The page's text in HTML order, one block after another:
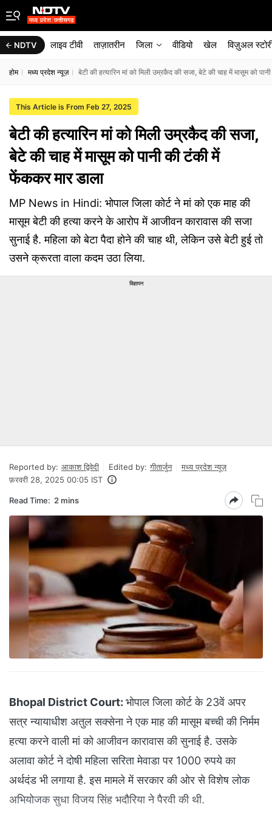
NDTV लाइव टीवी ताज़ातरीन जिला वीडियो खेल विज़ुअल
होम मध्य प्रदेश न्यूज़ बेटी की हत्यारिन मां को मिली उम्रकैद की सजा, बेटे की चाह में मासूम को
This Article is From Feb 27, 2025
बेटी की हत्यारिन मां को मिली उम्रकैद की सजा,
बेटे की चाह में मासूम को पानी की टंकी में
फेंककर मार डाला
MP News in Hindi: भोपाल जिला कोर्ट ने मां को एक माह की
मासूम बेटी की हत्या करने के आरोप में आजीवन कारावास की सजा
सुनाई है. महिला को बेटा पैदा होने की चाह थी, लेकिन उसे बेटी हुई तो
उसने क्रूरता वाला कदम उठा लिया.
विज्ञापन
Reported by: आकाश द्विवेदी Edited by: गीतार्जुन
मध्य प्रदेश न्यूज़
फ़रवरी 28, 2025 00:05 IST
Read Time: 2 mins
Bhopal District Court: भोपाल जिला कोर्ट के 23वें अपर
सत्र न्‍यायाधीश अतुल सक्‍सेना ने एक माह की मासूम बच्‍ची की निर्मम
हत्‍या करने वाली मां को आजीवन कारावास की सुनाई है. उसके
अलावा कोर्ट ने दोषी महिला सरिता मेवाडा पर 1000 रुपये का
अर्थदंड भी लगाया है. इस मामले में सरकार की ओर से विशेष लोक
अभियोजक सुधा विजय सिंह भदौरिया ने पैरवी की थी.